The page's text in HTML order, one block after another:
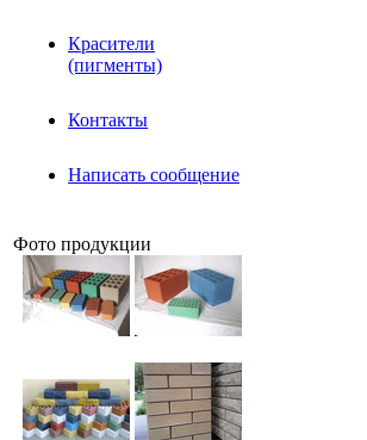
Красители
(пигменты)
Контакты
Написать сообщение
Фото продукции